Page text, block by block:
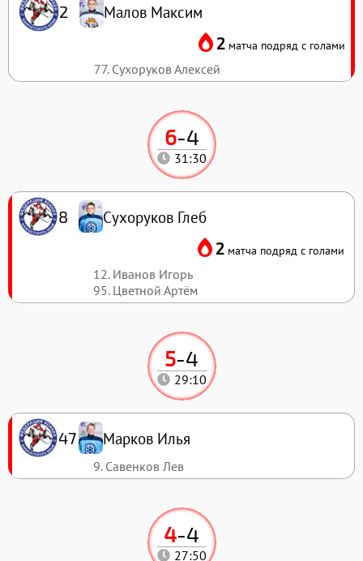
4-4
27:50
5-4
29:10
47 Марков Илья
9. Савенков Лев
6-4
31:30
8 Сухоруков Глеб
2 матча подряд с голами
12. Иванов Игорь
95. Цветной Артём
2 Малов Максим
2 матча подряд с голами
77. Сухоруков Алексей